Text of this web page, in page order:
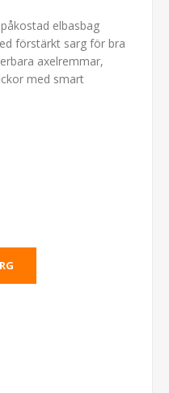
elbasbag
förstärkt sarg för bra
axelremmar,
med smart